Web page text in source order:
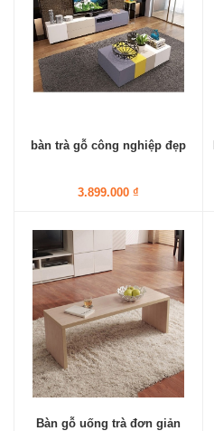
bàn trà gỗ công nghiệp đẹp
3.899.000 ₫
Bàn gỗ uống trà đơn giản